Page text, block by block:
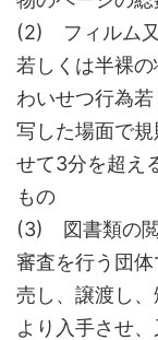
(2) フィルム又
若しくは半裸の
わいせつ行為
写した場面で
せて3分を超え
もの
(3) 図書類の閲
審査を行う団
売し、譲渡し
より入手させ